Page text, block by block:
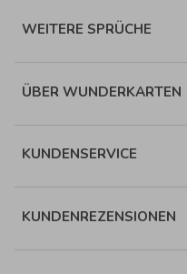
WEITERE SPRÜCHE
ÜBER WUNDERKARTEN
KUNDENSERVICE
KUNDENREZENSIONEN